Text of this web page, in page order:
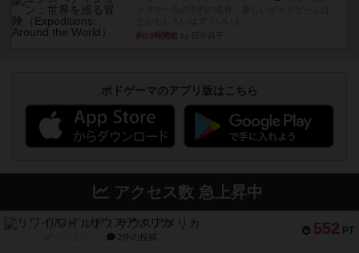
約13時間前
ボドゲーマのアプリ版はこちら
アクセス数 急上昇中
552 PT
リワイルド：サウスアメリカ
2件の投稿